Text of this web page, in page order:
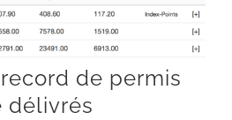
record de permis
délivrés